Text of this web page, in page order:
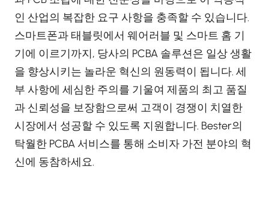
인 산업의 복잡한 요구 사항을 충족할 수 있습니다.
스마트폰과 태블릿에서 웨어러블 및 스마트 홈 기
기에 이르기까지, 당사의 PCBA 솔루션은 일상 생활
을 향상시키는 놀라운 혁신의 원동력이 됩니다. 세
부 사항에 세심한 주의를 기울여 제품의 최고 품질
과 신뢰성을 보장함으로써 고객이 경쟁이 치열한
시장에서 성공할 수 있도록 지원합니다. Bester의
탁월한 PCBA 서비스를 통해 소비자 가전 분야의 혁
신에 동참하세요.